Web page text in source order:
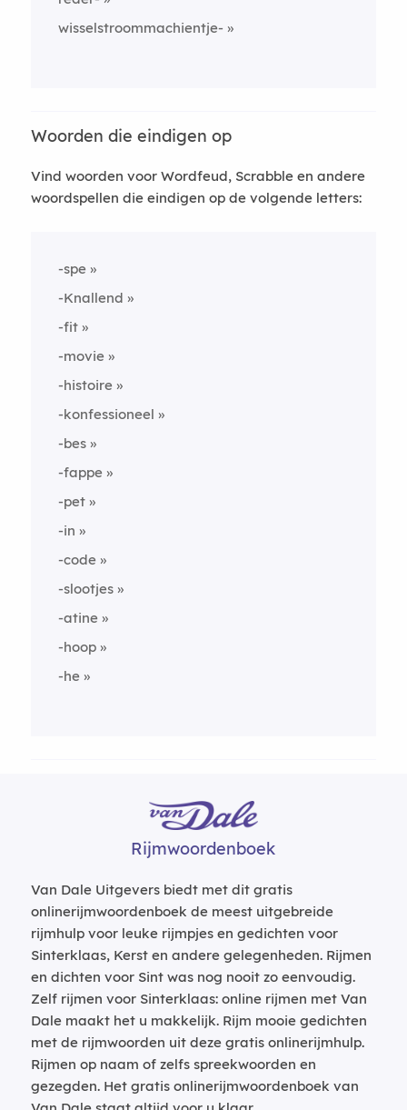
wisselstroommachientje-
Woorden die eindigen op
Vind woorden voor Wordfeud, Scrabble en andere
woordspellen die eindigen op de volgende letters:
-spe
-Knallend
-fit
-movie
-histoire
-konfessioneel
-bes
-fappe
-pet
-in
-code
-slootjes
-atine
-hoop
-he
Rijmwoordenboek
Van Dale Uitgevers biedt met dit gratis
onlinerijmwoordenboek de meest uitgebreide
rijmhulp voor leuke rijmpjes en gedichten voor
Sinterklaas, Kerst en andere gelegenheden. Rijmen
en dichten voor Sint was nog nooit zo eenvoudig.
Zelf rijmen voor Sinterklaas: online rijmen met Van
Dale maakt het u makkelijk. Rijm mooie gedichten
met de rijmwoorden uit deze gratis onlinerijmhulp.
Rijmen op naam of zelfs spreekwoorden en
gezegden. Het gratis onlinerijmwoordenboek van